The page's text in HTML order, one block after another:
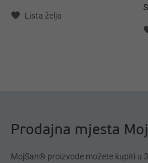
Lista želja
Prodajna mjesta
MojSan® proizvode možete kupiti u